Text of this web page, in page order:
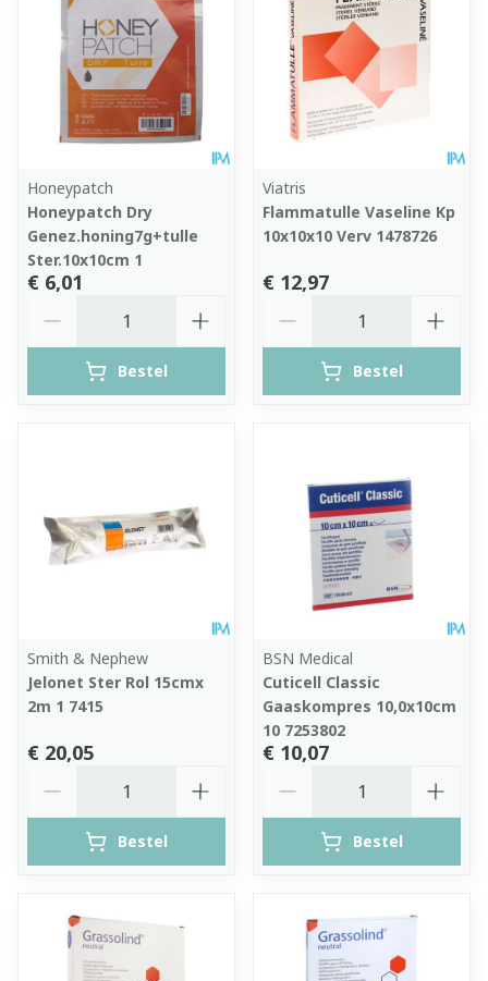
Honeypatch
Honeypatch Dry
Genez.honing7g+tulle
Ster.10x10cm 1
€ 6,01
Bestel
Viatris
Flammatulle Vaseline Kp
10x10x10 Verv 1478726
€ 12,97
Bestel
Smith & Nephew
Jelonet Ster Rol 15cmx
2m 1 7415
€ 20,05
Bestel
BSN Medical
Cuticell Classic
Gaaskompres 10,0x10cm
10 7253802
€ 10,07
Bestel